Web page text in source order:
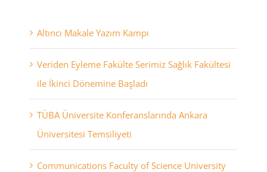
Altıncı Makale Yazım Kampı
Veriden Eyleme Fakülte Serimiz Sağlık Fakültesi
ile İkinci Dönemine Başladı
TÜBA Üniversite Konferanslarında Ankara
Üniversitesi Temsiliyeti
Communications Faculty of Science University